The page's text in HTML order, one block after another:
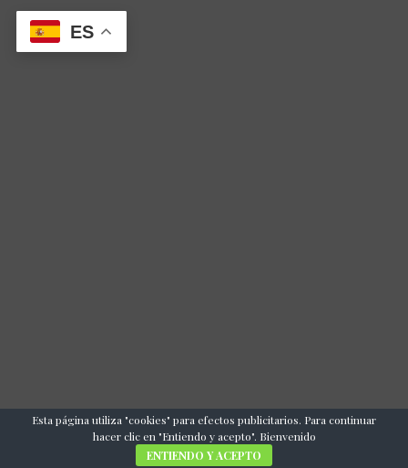
ES
Esta página utiliza "cookies" para efectos publicitarios. Para continuar
hacer clic en "Entiendo y acepto". Bienvenido
ENTIENDO Y ACEPTO